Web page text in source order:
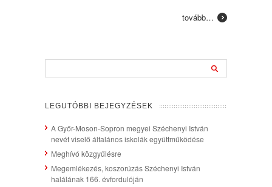
tovább…
LEGUTÓBBI BEJEGYZÉSEK
A Győr-Moson-Sopron megyei Széchenyi István
nevét viselő általános iskolák együttműködése
Meghívó közgyűlésre
Megemlékezés, koszorúzás Széchenyi István
halálának 166. évfordulóján